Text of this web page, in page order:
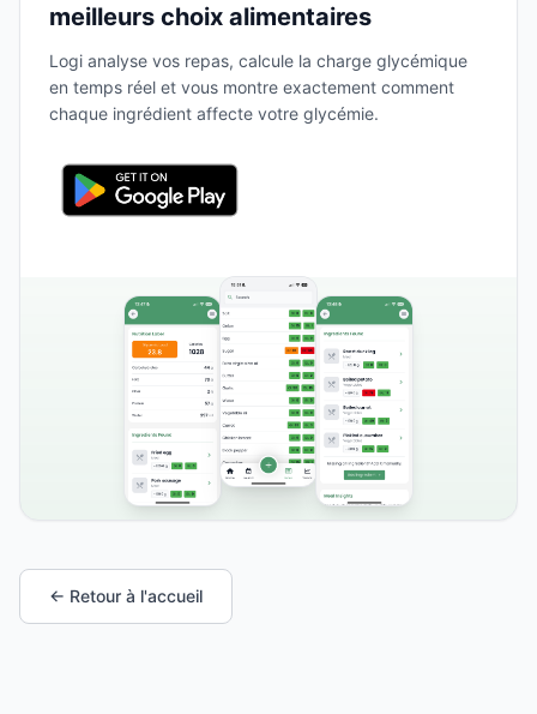
meilleurs choix alimentaires
Logi analyse vos repas, calcule la charge glycémique
en temps réel et vous montre exactement comment
chaque ingrédient affecte votre glycémie.
← Retour à l'accueil